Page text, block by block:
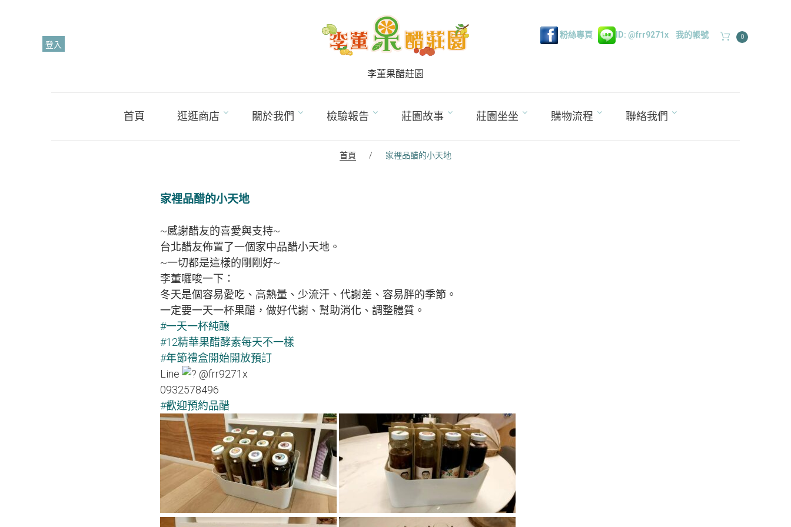
登入
粉絲專頁 ID: @frr9271x 我的帳號 0
李董果醋莊園
首頁 逛逛商店 關於我們 檢驗報告 莊園故事 莊園坐坐 購物流程 聯絡我們
首頁 / 家裡品醋的小天地
家裡品醋的小天地
~感謝醋友的喜愛與支持~
台北醋友佈置了一個家中品醋小天地。
~一切都是這樣的剛剛好~
李董囉唆一下：
冬天是個容易愛吃、高熱量、少流汗、代謝差、容易胖的季節。
一定要一天一杯果醋，做好代謝、幫助消化、調整體質。
#一天一杯純釀
#12精華果醋酵素每天不一樣
#年節禮盒開始開放預訂
Line
@frr9271x
0932578496
#歡迎預約品醋